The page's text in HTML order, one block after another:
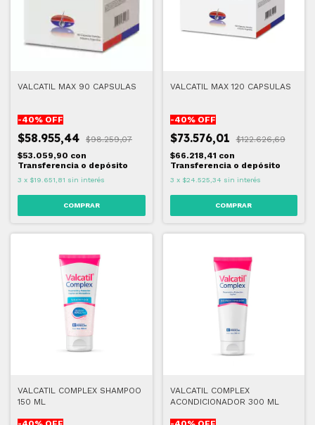
VALCATIL MAX 90 CAPSULAS
-40% OFF
$58.955,44
$98.259,07
$53.059,90 con
Transferencia o depósito
3 x $19.651,81 sin interés
VALCATIL MAX 120 CAPSULAS
-40% OFF
$73.576,01
$122.626,69
$66.218,41 con
Transferencia o depósito
3 x $24.525,34 sin interés
VALCATIL COMPLEX SHAMPOO
150 ML
VALCATIL COMPLEX
ACONDICIONADOR 300 ML